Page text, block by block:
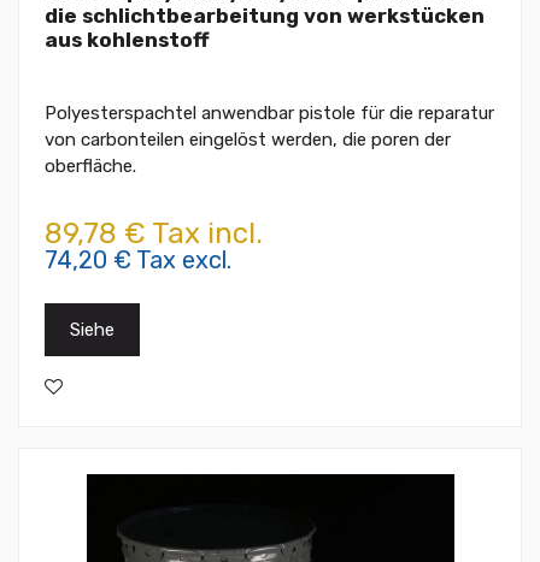
die schlichtbearbeitung von werkstücken
aus kohlenstoff
Polyesterspachtel anwendbar pistole für die reparatur
von carbonteilen eingelöst werden, die poren der
oberfläche.
89,78 € Tax incl.
74,20 € Tax excl.
Siehe